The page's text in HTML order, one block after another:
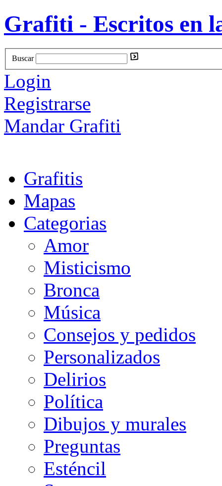
Grafiti - Escritos en
Buscar
Login
Registrarse
Mandar Grafiti
Grafitis
Mapas
Categorias
Amor
Misticismo
Bronca
Música
Consejos y pedidos
Personalizados
Delirios
Política
Dibujos y murales
Preguntas
Esténcil